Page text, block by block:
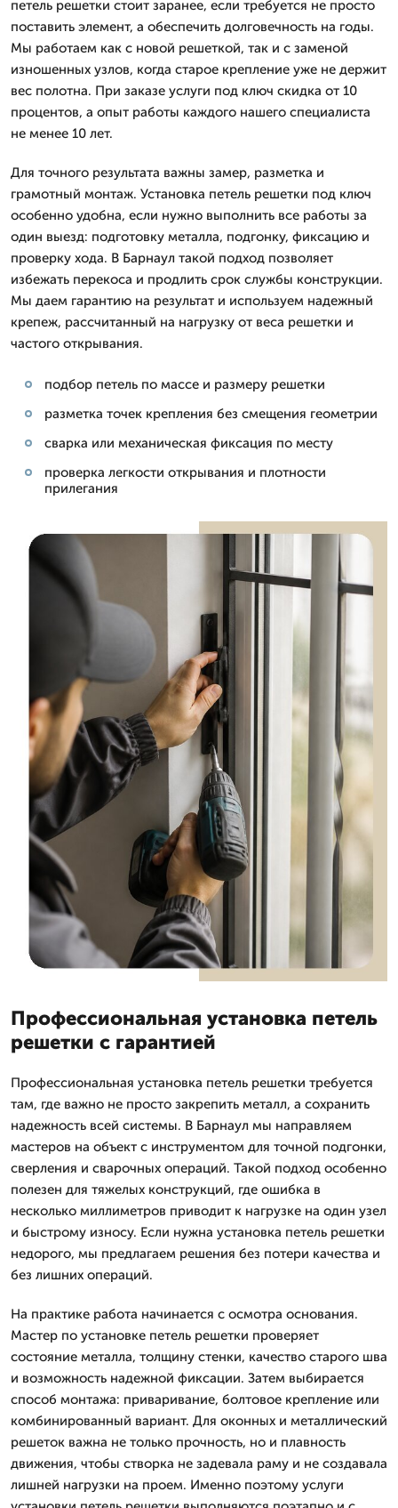
петель решетки стоит заранее, если требуется не просто
поставить элемент, а обеспечить долговечность на годы.
Мы работаем как с новой решеткой, так и с заменой
изношенных узлов, когда старое крепление уже не держит
вес полотна. При заказе услуги под ключ скидка от 10
процентов, а опыт работы каждого нашего специалиста
не менее 10 лет.
Для точного результата важны замер, разметка и
грамотный монтаж. Установка петель решетки под ключ
особенно удобна, если нужно выполнить все работы за
один выезд: подготовку металла, подгонку, фиксацию и
проверку хода. В Барнаул такой подход позволяет
избежать перекоса и продлить срок службы конструкции.
Мы даем гарантию на результат и используем надежный
крепеж, рассчитанный на нагрузку от веса решетки и
частого открывания.
подбор петель по массе и размеру решетки
разметка точек крепления без смещения геометрии
сварка или механическая фиксация по месту
проверка легкости открывания и плотности
прилегания
Профессиональная установка петель
решетки с гарантией
Профессиональная установка петель решетки требуется
там, где важно не просто закрепить металл, а сохранить
надежность всей системы. В Барнаул мы направляем
мастеров на объект с инструментом для точной подгонки,
сверления и сварочных операций. Такой подход особенно
полезен для тяжелых конструкций, где ошибка в
несколько миллиметров приводит к нагрузке на один узел
и быстрому износу. Если нужна установка петель решетки
недорого, мы предлагаем решения без потери качества и
без лишних операций.
На практике работа начинается с осмотра основания.
Мастер по установке петель решетки проверяет
состояние металла, толщину стенки, качество старого шва
и возможность надежной фиксации. Затем выбирается
способ монтажа: приваривание, болтовое крепление или
комбинированный вариант. Для оконных и металлический
решеток важна не только прочность, но и плавность
движения, чтобы створка не задевала раму и не создавала
лишней нагрузки на проем. Именно поэтому услуги